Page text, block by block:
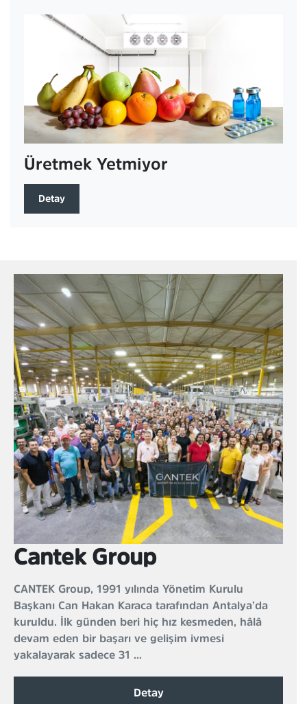
Üretmek Yetmiyor
Detay
Cantek Group
CANTEK Group, 1991 yılında Yönetim Kurulu
Başkanı Can Hakan Karaca tarafından Antalya’da
kuruldu. İlk günden beri hiç hız kesmeden, hâlâ
devam eden bir başarı ve gelişim ivmesi
yakalayarak sadece 31 ...
Detay